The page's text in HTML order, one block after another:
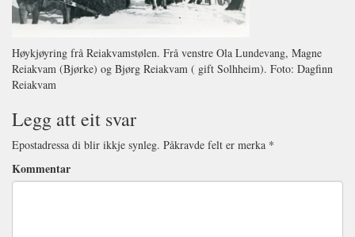
Høykjøyring frå Reiakvamstølen. Frå venstre Ola Lundevang, Magne
Reiakvam (Bjørke) og Bjørg Reiakvam ( gift Solhheim). Foto: Dagfinn
Reiakvam
Legg att eit svar
Epostadressa di blir ikkje synleg. Påkravde felt er merka *
Kommentar